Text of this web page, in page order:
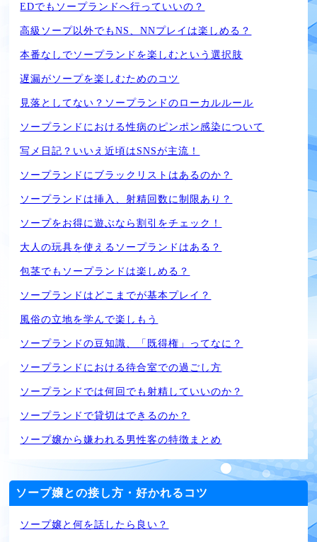
EDでもソープランドへ行っていいの？
高級ソープ以外でもNS、NNプレイは楽しめる？
本番なしでソープランドを楽しむという選択肢
遅漏がソープを楽しむためのコツ
見落としてない？ソープランドのローカルルール
ソープランドにおける性病のピンポン感染について
写メ日記？いいえ近頃はSNSが主流！
ソープランドにブラックリストはあるのか？
ソープランドは挿入、射精回数に制限あり？
ソープをお得に遊ぶなら割引をチェック！
大人の玩具を使えるソープランドはある？
包茎でもソープランドは楽しめる？
ソープランドはどこまでが基本プレイ？
風俗の立地を学んで楽しもう
ソープランドの豆知識、「既得権」ってなに？
ソープランドにおける待合室での過ごし方
ソープランドでは何回でも射精していいのか？
ソープランドで貸切はできるのか？
ソープ嬢から嫌われる男性客の特徴まとめ
ソープ嬢との接し方・好かれるコツ
ソープ嬢と何を話したら良い？